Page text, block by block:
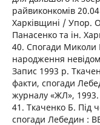
райвиконкомів
Харківщині / Упор.
Панасенко та ін.
40. Спогади
народження
Запис 1993 р.
факти, спогади
журналу «ЖЛ», 1993.
41. Ткаченко Б. Під
спогади Лебедин :